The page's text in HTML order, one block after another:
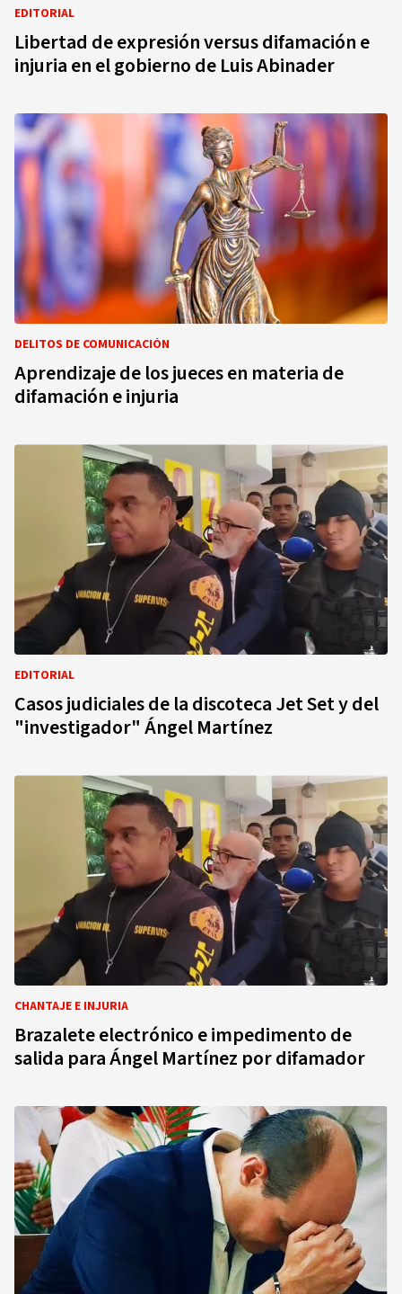
EDITORIAL
Libertad de expresión versus difamación e
injuria en el gobierno de Luis Abinader
DELITOS DE COMUNICACIÓN
Aprendizaje de los jueces en materia de
difamación e injuria
EDITORIAL
Casos judiciales de la discoteca Jet Set y del
"investigador" Ángel Martínez
CHANTAJE E INJURIA
Brazalete electrónico e impedimento de
salida para Ángel Martínez por difamador